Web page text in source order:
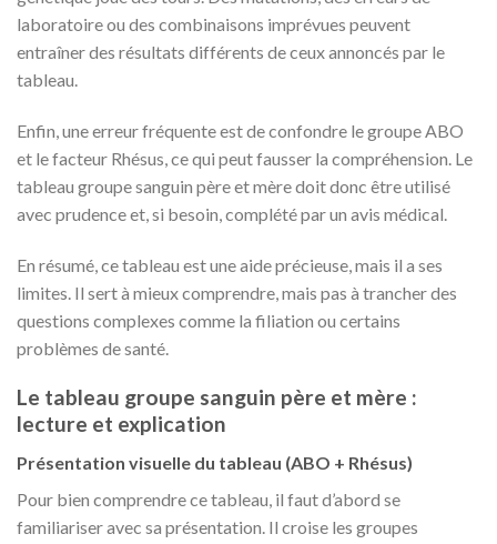
laboratoire ou des combinaisons imprévues peuvent
entraîner des résultats différents de ceux annoncés par le
tableau.
Enfin, une erreur fréquente est de confondre le groupe ABO
et le facteur Rhésus, ce qui peut fausser la compréhension. Le
tableau groupe sanguin père et mère doit donc être utilisé
avec prudence et, si besoin, complété par un avis médical.
En résumé, ce tableau est une aide précieuse, mais il a ses
limites. Il sert à mieux comprendre, mais pas à trancher des
questions complexes comme la filiation ou certains
problèmes de santé.
Le tableau groupe sanguin père et mère :
lecture et explication
Présentation visuelle du tableau (ABO + Rhésus)
Pour bien comprendre ce tableau, il faut d’abord se
familiariser avec sa présentation. Il croise les groupes